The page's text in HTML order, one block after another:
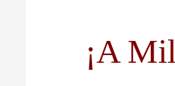
¡A